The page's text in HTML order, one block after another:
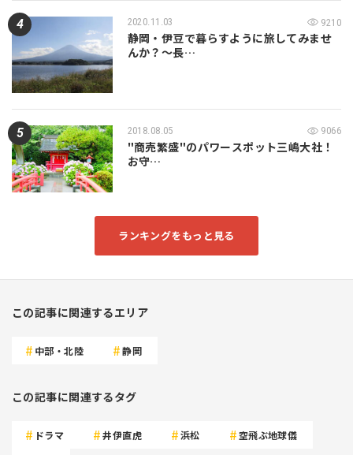
2020.11.03 9210
静岡・伊豆で暮らすように旅してみませ
んか？～長…
2018.08.05 9066
"商売繁盛"のパワースポット三嶋大社！
お守…
ランキングをもっと見る
この記事に関連するエリア
中部・北陸 静岡
この記事に関連するタグ
ドラマ 井伊直虎 浜松 空飛ぶ地球儀